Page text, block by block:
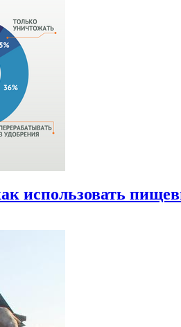
использовать